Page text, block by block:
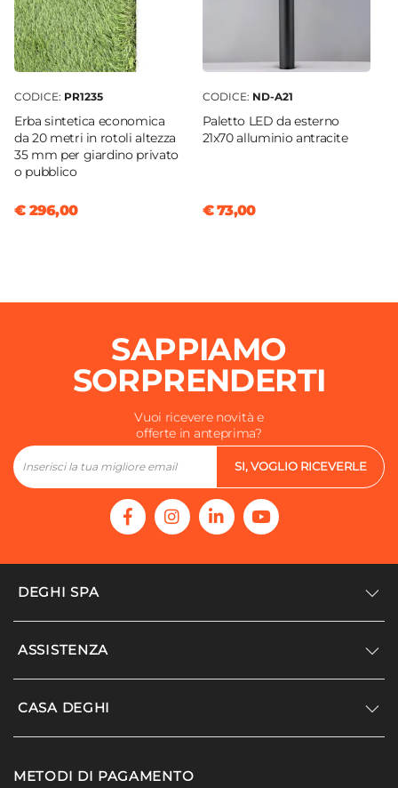
CODICE: PR1235
Erba sintetica economica
da 20 metri in rotoli altezza
35 mm per giardino privato
o pubblico
€ 296,00
CODICE: ND-A21
Paletto LED da esterno
21x70 alluminio antracite
€ 73,00
SAPPIAMO
SORPRENDERTI
Vuoi ricevere novità e
offerte in anteprima?
SI, VOGLIO RICEVERLE
DEGHI SPA
Accedi/Registrati
Modello organizzativo e codice etico
ASSISTENZA
Supporto
Agevolazioni fiscali
CASA DEGHI
I nostri luoghi
METODI DI PAGAMENTO